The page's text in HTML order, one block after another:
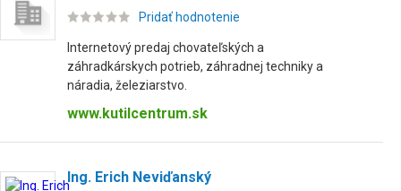
Pridať hodnotenie
Internetový predaj chovateľských a
záhradkárskych potrieb, záhradnej techniky a
náradia, železiarstvo.
www.kutilcentrum.sk
Ing. Erich Neviďanský